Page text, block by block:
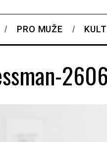
PRO MUŽE